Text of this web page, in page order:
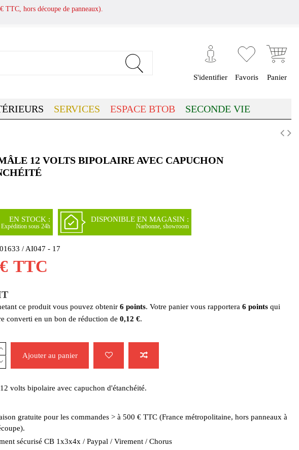
TTC, hors découpe de panneaux).
S'identifier Favoris Panier
SERVICES ESPACE BTOB SECONDE VIE
12 VOLTS BIPOLAIRE AVEC CAPUCHON
EN STOCK :
Expédition sous 24h
DISPONIBLE EN MAGASIN :
Narbonne, showroom
01633 / AI047 - 17
TTC
ce produit vous pouvez obtenir 6 points. Votre panier vous rapportera 6 points qui
converti en un bon de réduction de 0,12 €.
Ajouter au panier
volts bipolaire avec capuchon d'étanchéité.
gratuite pour les commandes > à 500 € TTC (France métropolitaine, hors panneaux à
sécurisé CB 1x3x4x / Paypal / Virement / Chorus